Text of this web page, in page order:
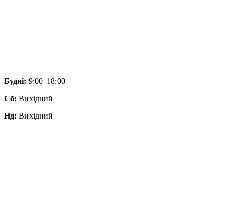
Будні: 9:00–18:00
Сб: Вихідний
Нд: Вихідний